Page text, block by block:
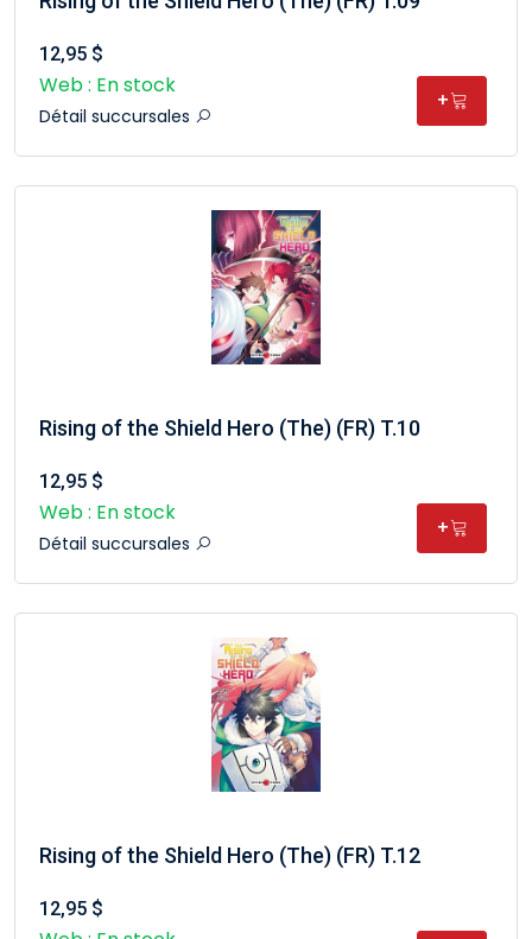
12,95 $
Web : En stock
Détail succursales
+
Rising of the Shield Hero (The) (FR) T.10
12,95 $
Web : En stock
Détail succursales
+
Rising of the Shield Hero (The) (FR) T.12
12,95 $